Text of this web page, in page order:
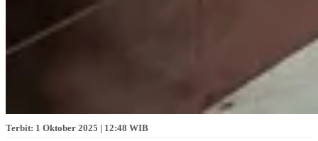
Terbit: 1 Oktober 2025 | 12:48 WIB